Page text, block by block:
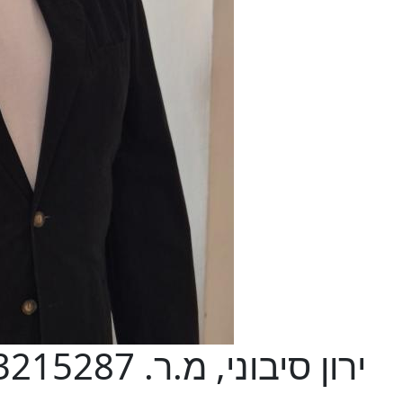
ירון סיבוני, מ.ר. 3215287 - יועץ נדל"ן מסחרי